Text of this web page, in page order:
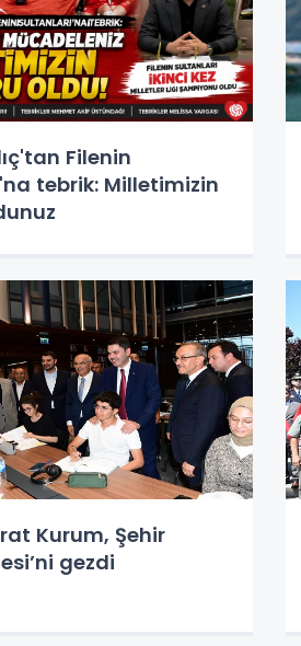
Filenin
tebrik: Milletimizin
Kurum, Şehir
gezdi